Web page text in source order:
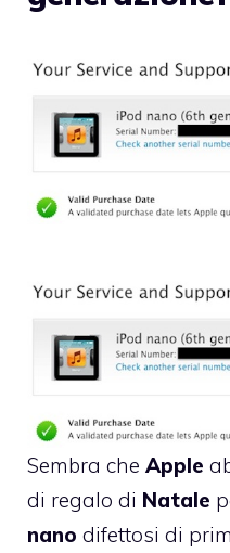
Sembra che Apple
di regalo di Natale
nano difettosi di